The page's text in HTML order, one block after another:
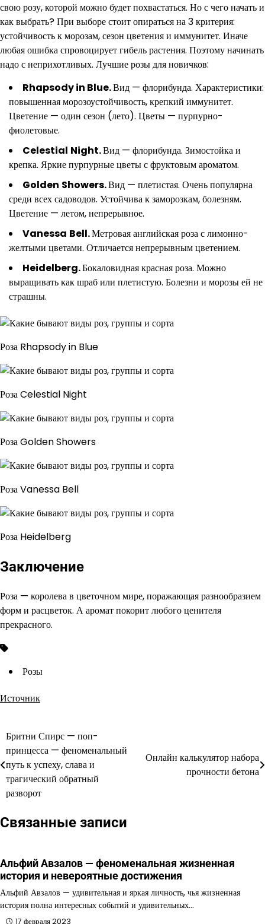
свою розу, которой можно будет похвастаться. Но с чего начать и
как выбрать? При выборе стоит опираться на 3 критерия:
устойчивость к морозам, сезон цветения и иммунитет. Иначе
любая ошибка спровоцирует гибель растения. Поэтому начинать
надо с неприхотливых. Лучшие розы для новичков:
Rhapsody in Blue.Вид — флорибунда. Характеристики:
повышенная морозоустойчивость, крепкий иммунитет.
Цветение — один сезон (лето). Цветы — пурпурно-
фиолетовые.
Celestial Night.Вид — флорибунда. Зимостойка и
крепка. Яркие пурпурные цветы с фруктовым ароматом.
Golden Showers.Вид — плетистая. Очень популярна
среди всех садоводов. Устойчива к заморозкам, болезням.
Цветение — летом, непрерывное.
Vanessa Bell.Метровая английская роза с лимонно-
желтыми цветами. Отличается непрерывным цветением.
Heidelberg.Бокаловидная красная роза. Можно
выращивать как шраб или плетистую. Болезни и морозы ей не
страшны.
Роза Rhapsody in Blue
Роза Celestial Night
Роза Golden Showers
Роза Vanessa Bell
Роза Heidelberg
Заключение
Роза — королева в цветочном мире, поражающая разнообразием
форм и расцветок. А аромат покорит любого ценителя
прекрасного.
Розы
Источник
Навигация
по
записям
Бритни Спирс — поп-
принцесса — феноменальный
путь к успеху, слава и
трагический обратный
разворот
Онлайн калькулятор набора
прочности бетона
Связанные записи
Альфий Авзалов — феноменальная жизненная
история и невероятные достижения
Альфий Авзалов — удивительная и яркая личность, чья жизненная
история полна интересных событий и удивительных…
17 февраля 2023